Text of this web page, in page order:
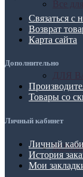
Связаться с
Возврат
Карта сайта
Дополнительно
Товары со
Личный кабинет
Личный
История
Мои